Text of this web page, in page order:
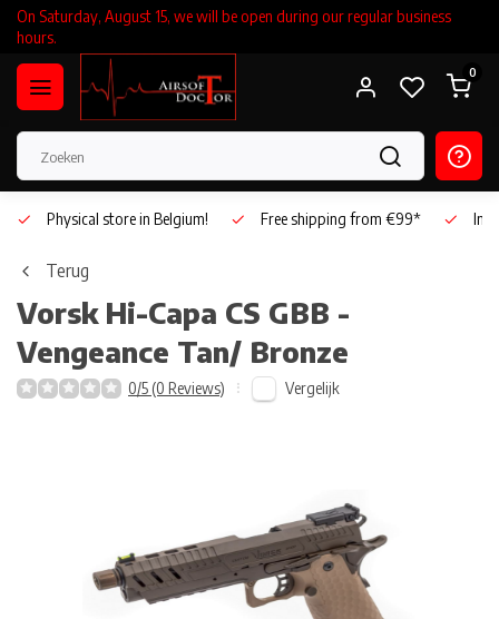
On Saturday, August 15, we will be open during our regular business
hours.
0
Physical store in Belgium! Free shipping from €99*
Terug
Vorsk Hi-Capa CS GBB -
Vengeance Tan/ Bronze
0/5 (0 Reviews) Vergelijk